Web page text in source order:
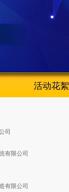
活动花絮
司
有限公司
有限公司